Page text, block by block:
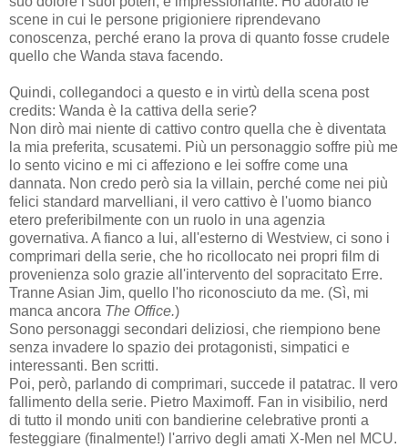
scene in cui le persone prigioniere riprendevano
conoscenza, perché erano la prova di quanto fosse crudele
quello che Wanda stava facendo.
Quindi, collegandoci a questo e in virtù della scena post
credits: Wanda è la cattiva della serie?
Non dirò mai niente di cattivo contro quella che è diventata
la mia preferita, scusatemi. Più un personaggio soffre più me
lo sento vicino e mi ci affeziono e lei soffre come una
dannata. Non credo però sia la villain, perché come nei più
felici standard marvelliani, il vero cattivo è l'uomo bianco
etero preferibilmente con un ruolo in una agenzia
governativa. A fianco a lui, all'esterno di Westview, ci sono i
comprimari della serie, che ho ricollocato nei propri film di
provenienza solo grazie all'intervento del sopracitato Erre.
Tranne Asian Jim, quello l'ho riconosciuto da me. (Sì, mi
manca ancora The Office.)
Sono personaggi secondari deliziosi, che riempiono bene
senza invadere lo spazio dei protagonisti, simpatici e
interessanti. Ben scritti.
Poi, però, parlando di comprimari, succede il patatrac. Il vero
fallimento della serie. Pietro Maximoff. Fan in visibilio, nerd
di tutto il mondo uniti con bandierine celebrative pronti a
festeggiare (finalmente!) l'arrivo degli amati X-Men nel MCU.